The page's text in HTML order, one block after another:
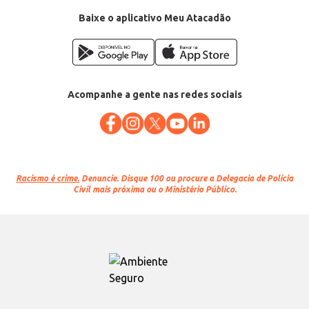
EAN: 7896277202659Baixe o aplicativo Meu Atacadão
Acompanhe a gente nas redes sociais
Racismo é crime. Denuncie. Disque 100 ou procure a Delegacia de Polícia
Civil mais próxima ou o Ministério Público.